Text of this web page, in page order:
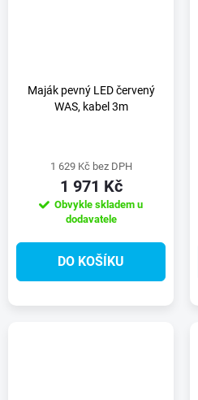
Maják pevný LED červený
WAS, kabel 3m
1 629 Kč bez DPH
1 971 Kč
Obvykle skladem u
dodavatele
DO KOŠÍKU